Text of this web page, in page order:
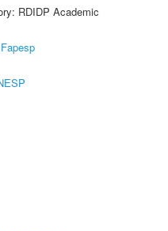
RDIDP Academic
Fapesp